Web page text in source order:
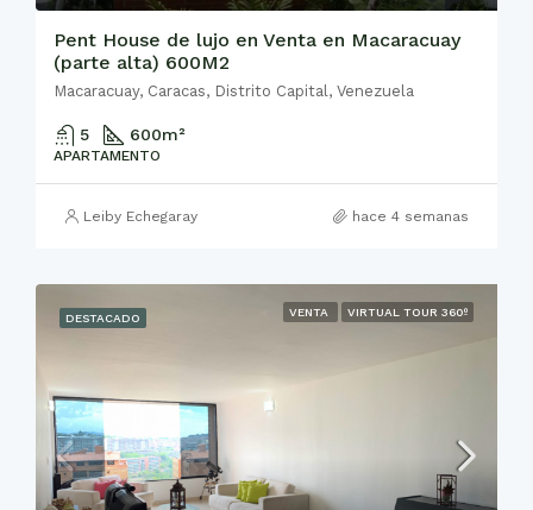
Pent House de lujo en Venta en Macaracuay
(parte alta) 600M2
Macaracuay, Caracas, Distrito Capital, Venezuela
5 600m²
APARTAMENTO
Leiby Echegaray hace 4 semanas
DESTACADO VENTA VIRTUAL TOUR 360º